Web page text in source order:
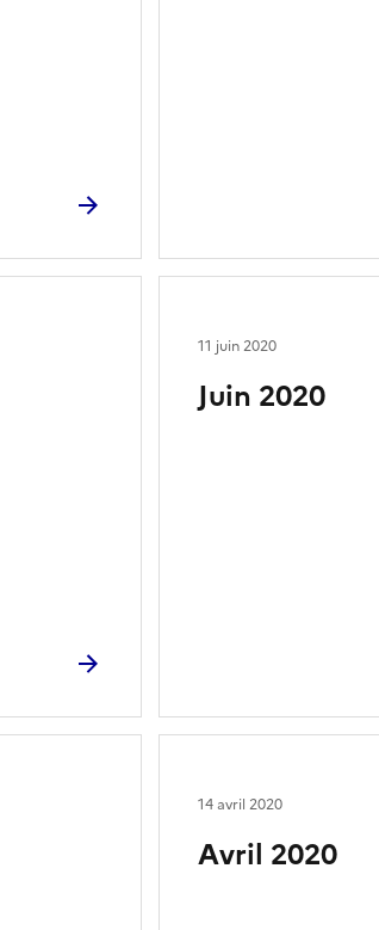
Juin 2020
11 juin 2020
Avril 2020
14 avril 2020